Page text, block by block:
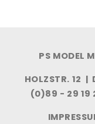
PS MODEL
HOLZSTR. 12
(0)89 - 29 19